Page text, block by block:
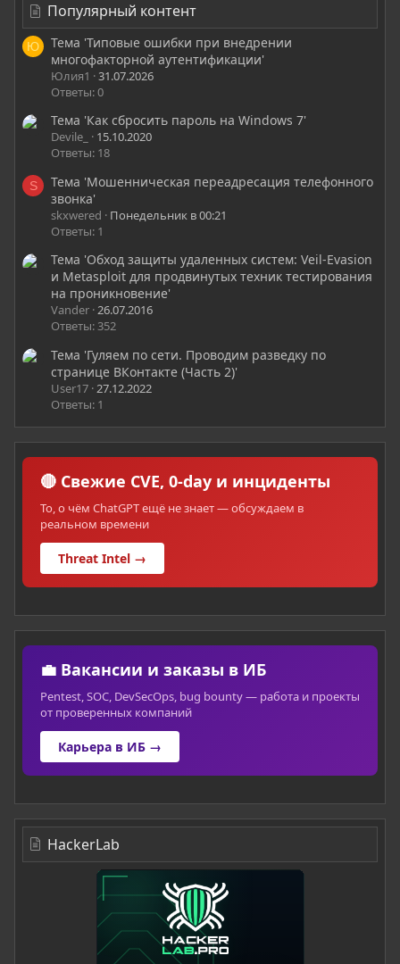
Популярный контент
Ю
Тема 'Типовые ошибки при внедрении
многофакторной аутентификации'
Юлия1
31.07.2026
Ответы: 0
Тема 'Как сбросить пароль на Windows 7'
Devile_
15.10.2020
Ответы: 18
S
Тема 'Мошенническая переадресация телефонного
звонка'
skxwered
Понедельник в 00:21
Ответы: 1
Тема 'Обход защиты удаленных систем: Veil-Evasion
и Metasploit для продвинутых техник тестирования
на проникновение'
Vander 26.07.2016
Ответы: 352
Тема 'Гуляем по сети. Проводим разведку по
странице ВКонтакте (Часть 2)'
User17 27.12.2022
Ответы: 1
🔴 Свежие CVE, 0-day и инциденты
То, о чём ChatGPT ещё не знает — обсуждаем в
реальном времени
Threat Intel →
💼 Вакансии и заказы в ИБ
Pentest, SOC, DevSecOps, bug bounty — работа и проекты
от проверенных компаний
Карьера в ИБ →
HackerLab